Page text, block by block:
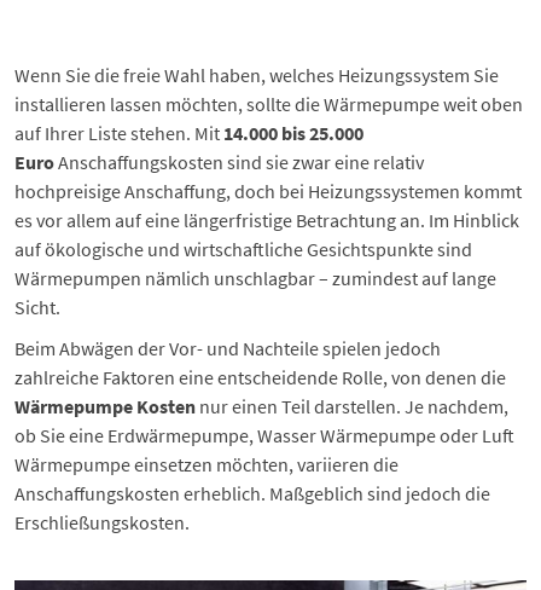
Wenn Sie die freie Wahl haben, welches Heizungssystem Sie
installieren lassen möchten, sollte dieWärmepumpeweit oben
auf Ihrer Liste stehen. Mit 14.000 bis 25.000
EuroAnschaffungskosten sind sie zwar eine relativ
hochpreisige Anschaffung, doch bei Heizungssystemen kommt
es vor allem auf eine längerfristige Betrachtung an. Im Hinblick
auf ökologische und wirtschaftliche Gesichtspunkte sind
Wärmepumpen nämlich unschlagbar – zumindest auf lange
Sicht.
Beim Abwägen der Vor- und Nachteile spielen jedoch
zahlreiche Faktoren eine entscheidende Rolle, von denen die
Wärmepumpe Kosten nur einen Teil darstellen. Je nachdem,
ob Sie eine Erdwärmepumpe, Wasser Wärmepumpe oder Luft
Wärmepumpeeinsetzen möchten, variieren die
Anschaffungskosten erheblich. Maßgeblich sind jedoch die
Erschließungskosten.